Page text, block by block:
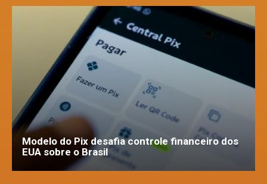
Modelo do Pix desafia controle financeiro dos
EUA sobre o Brasil